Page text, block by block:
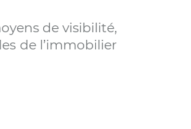
de visibilité,
de l’immobilier